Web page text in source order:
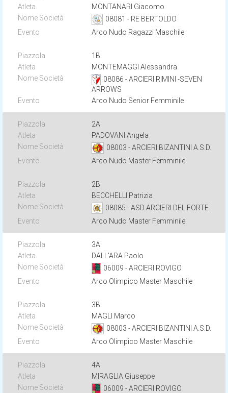
MONTANARI Giacomo
08081 - RE BERTOLDO
Arco Nudo Ragazzi Maschile
1B
MONTEMAGGI Alessandra
08086 - ARCIERI RIMINI -SEVEN
ARROWS
Arco Nudo Senior Femminile
2A
PADOVANI Angela
08003 - ARCIERI BIZANTINI A.S.D.
Arco Nudo Master Femminile
2B
BECCHELLI Patrizia
08085 - ASD ARCIERI DEL FORTE
Arco Nudo Master Femminile
3A
DALL'ARA Paolo
06009 - ARCIERI ROVIGO
Arco Olimpico Master Maschile
3B
MAGLI Marco
08003 - ARCIERI BIZANTINI A.S.D.
Arco Olimpico Master Maschile
4A
MIRAGLIA Giuseppe
06009 - ARCIERI ROVIGO